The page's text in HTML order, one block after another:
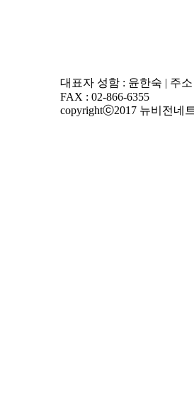
대표자 성함 : 윤한숙 | 주
FAX : 02-866-6355
copyrightⓒ2017 뉴비전네